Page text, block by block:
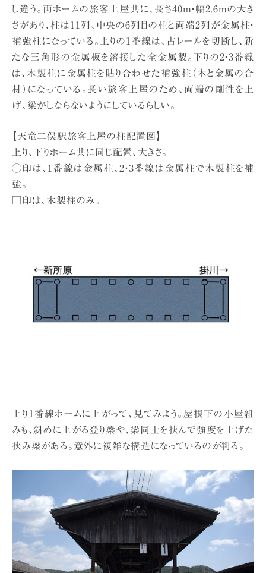
し違う。両ホームの旅客上屋共に、長さ40m・幅2.6mの大き
さがあり、柱は11列、中央の6列目の柱と両端2列が金属柱・
補強柱になっている。上りの1番線は、古レールを切断し、新
たな三角形の金属板を溶接した全金属製。下りの2・3番線
は、木製柱に金属柱を貼り合わせた補強柱（木と金属の合
材）になっている。長い旅客上屋のため、両端の剛性を上
げ、梁がしならないようにしているらしい。
【天竜二俣駅旅客上屋の柱配置図】
上り、下りホーム共に同じ配置、大きさ。
◯印は、1番線は金属柱、2・3番線は金属柱で木製柱を補
強。
□印は、木製柱のみ。
上り1番線ホームに上がって、見てみよう。屋根下の小屋組
みも、斜めに上がる登り梁や、梁同士を挟んで強度を上げた
挟み梁がある。意外に複雑な構造になっているのが判る。